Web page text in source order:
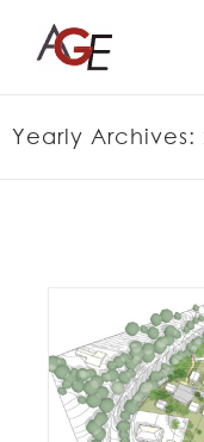
content
Yearly Archives: